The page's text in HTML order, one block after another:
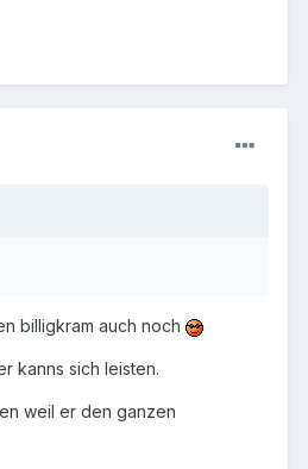
billigkram auch noch
kanns sich leisten.
weil er den ganzen